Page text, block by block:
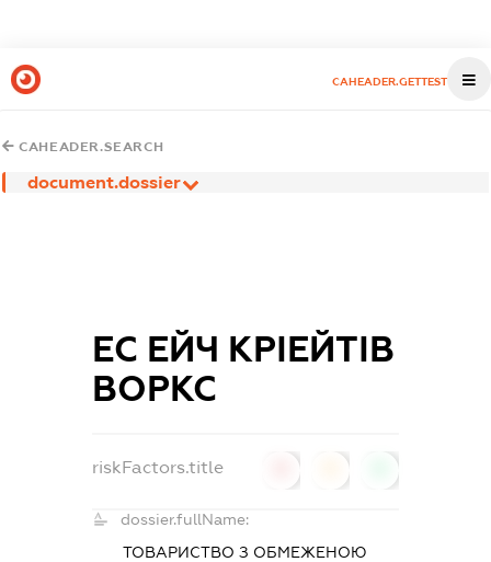
CAHEADER.GETTEST
CAHEADER.SEARCH
document.dossier
ЕС ЕЙЧ КРІЕЙТІВ
ВОРКС
riskFactors.title
dossier.fullName:
ТОВАРИСТВО З ОБМЕЖЕНОЮ